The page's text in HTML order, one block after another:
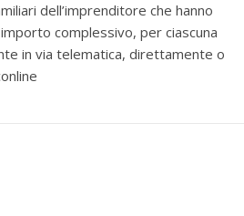
dell’imprenditore che hanno
complessivo, per ciascuna
in via telematica, direttamente o